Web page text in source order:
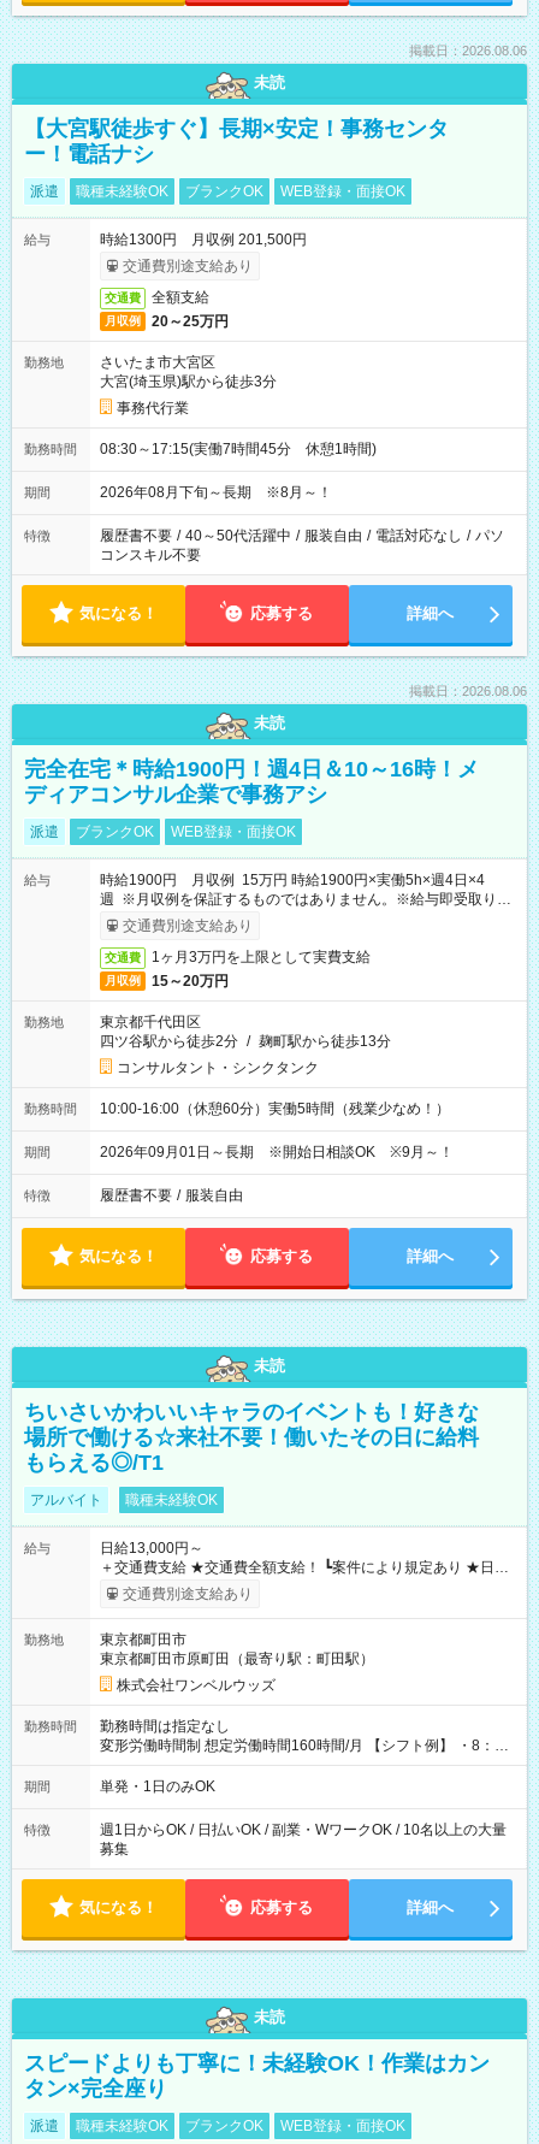
掲載日：2026.08.06
未読
【大宮駅徒歩すぐ】長期×安定！事務センタ
ー！電話ナシ
派遣 職種未経験OK ブランクOK WEB登録・面接OK
給与
時給1300円 月収例 201,500円
交通費別途支給あり
交通費 全額支給
月収例 20～25万円
勤務地
さいたま市大宮区
大宮(埼玉県)駅から徒歩3分
事務代行業
勤務時間 08:30～17:15(実働7時間45分 休憩1時間)
期間 2026年08月下旬～長期 ※8月～！
特徴 履歴書不要 / 40～50代活躍中 / 服装自由 / 電話対応なし / パソ
コンスキル不要
気になる！ 応募する 詳細へ
掲載日：2026.08.06
未読
完全在宅＊時給1900円！週4日＆10～16時！メ
ディアコンサル企業で事務アシ
派遣 ブランクOK WEB登録・面接OK
給与
時給1900円 月収例 15万円 時給1900円×実働5h×週4日×4
週 ※月収例を保証するものではありません。※給与即受取りサ
ービス利用可（利用条件有）
交通費別途支給あり
交通費 1ヶ月3万円を上限として実費支給
月収例 15～20万円
勤務地
東京都千代田区
四ツ谷駅から徒歩2分 / 麹町駅から徒歩13分
コンサルタント・シンクタンク
勤務時間 10:00-16:00（休憩60分）実働5時間（残業少なめ！）
期間 2026年09月01日～長期 ※開始日相談OK ※9月～！
特徴 履歴書不要 / 服装自由
気になる！ 応募する 詳細へ
未読
ちいさいかわいいキャラのイベントも！好きな
場所で働ける☆来社不要！働いたその日に給料
もらえる◎/T1
アルバイト 職種未経験OK
給与
日給13,000円～
＋交通費支給 ★交通費全額支給！ ┗案件により規定あり ★日払
いOK！（規定あり） ┗働いたその日に現金GET♪ お仕事後はコ
ンビニATMから 日払い分を引き落とせます！ 【試用期間】試
交通費別途支給あり
勤務地
東京都町田市
東京都町田市原町田（最寄り駅：町田駅）
株式会社ワンベルウッズ
勤務時間
勤務時間は指定なし
変形労働時間制 想定労働時間160時間/月 【シフト例】 ・8：00
～21：00
期間 単発・1日のみOK
特徴
週1日からOK / 日払いOK / 副業・WワークOK / 10名以上の大量
募集
気になる！ 応募する 詳細へ
未読
スピードよりも丁寧に！未経験OK！作業はカン
タン×完全座り
派遣 職種未経験OK ブランクOK WEB登録・面接OK